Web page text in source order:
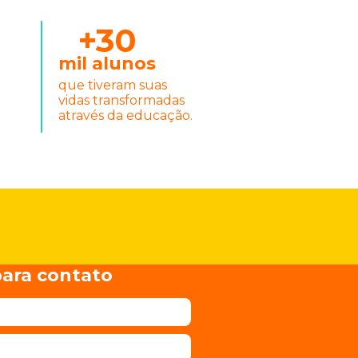
+30
mil alunos
que tiveram suas
vidas transformadas
através da educação.
contato